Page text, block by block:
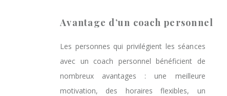
Avantage d’un coach personnel
Les personnes qui privilégient les séances
avec un coach personnel bénéficient de
nombreux avantages : une meilleure
motivation, des horaires flexibles, un